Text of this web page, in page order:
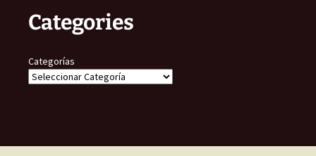
Categories
Categorías